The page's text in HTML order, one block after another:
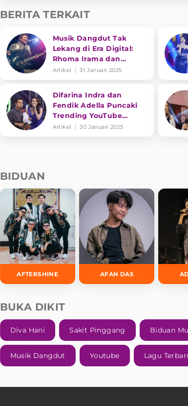
BERITA TERKAIT
Musik Dangdut Tak
Lekang di Era Digital:
Rhoma Irama dan
Transformasi Genre
Artikel 31 Januari 2025
Difarina Indra dan
Fendik Adella Puncaki
Trending YouTube
dengan 'Tresno Tekan
Artikel 30 Januari 2025
BIDUAN
AFTERSHINE AFAN DA5
BUKA DIKIT
Diva Hani Sakit Pinggang Biduan
Musik Dangdut Youtube Lagu